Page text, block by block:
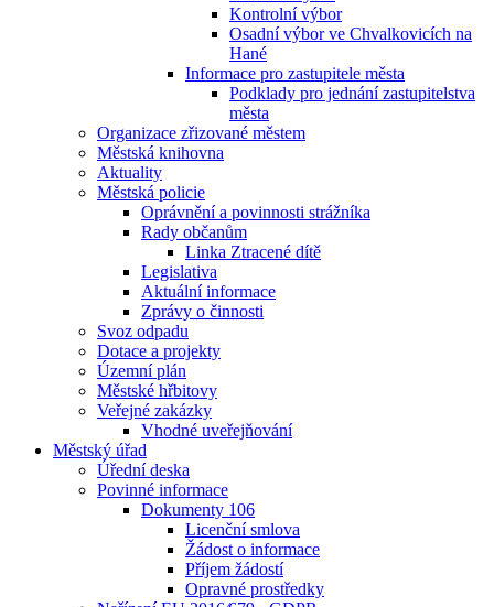
Kontrolní výbor
Osadní výbor ve Chvalkovicích na
Hané
Informace pro zastupitele města
Podklady pro jednání zastupitelstva
města
Organizace zřizované městem
Městská knihovna
Aktuality
Městská policie
Oprávnění a povinnosti strážníka
Rady občanům
Linka Ztracené dítě
Legislativa
Aktuální informace
Zprávy o činnosti
Svoz odpadu
Dotace a projekty
Územní plán
Městské hřbitovy
Veřejné zakázky
Vhodné uveřejňování
Městský úřad
Úřední deska
Povinné informace
Dokumenty 106
Licenční smlova
Žádost o informace
Příjem žádostí
Opravné prostředky